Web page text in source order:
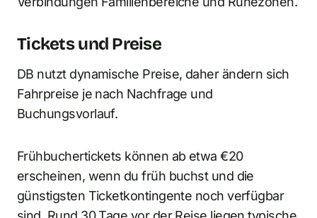
Tickets und Preise
DB nutzt dynamische Preise, daher ändern sich
Fahrpreise je nach Nachfrage und
Buchungsvorlauf.
Frühbuchertickets können ab etwa €20
erscheinen, wenn du früh buchst und die
günstigsten Ticketkontingente noch verfügbar